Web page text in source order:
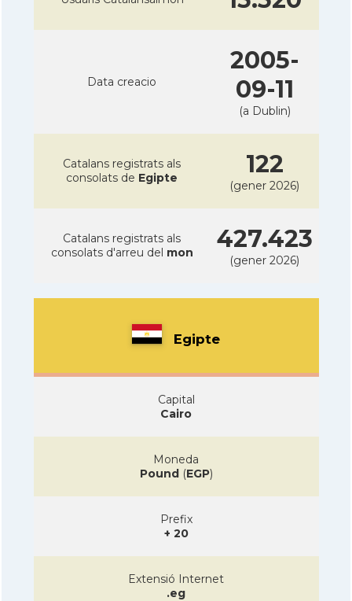
Data creacio
2005-
09-11
(a Dublin)
Catalans registrats als
consolats de Egipte 122
(gener 2026)
Catalans registrats als
consolats d'arreu del mon 427.423
(gener 2026)
Egipte
Capital
Cairo
Moneda
Pound(EGP)
Prefix
+ 20
Extensió Internet
.eg